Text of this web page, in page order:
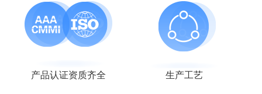
产品认证资质齐全 生产工艺